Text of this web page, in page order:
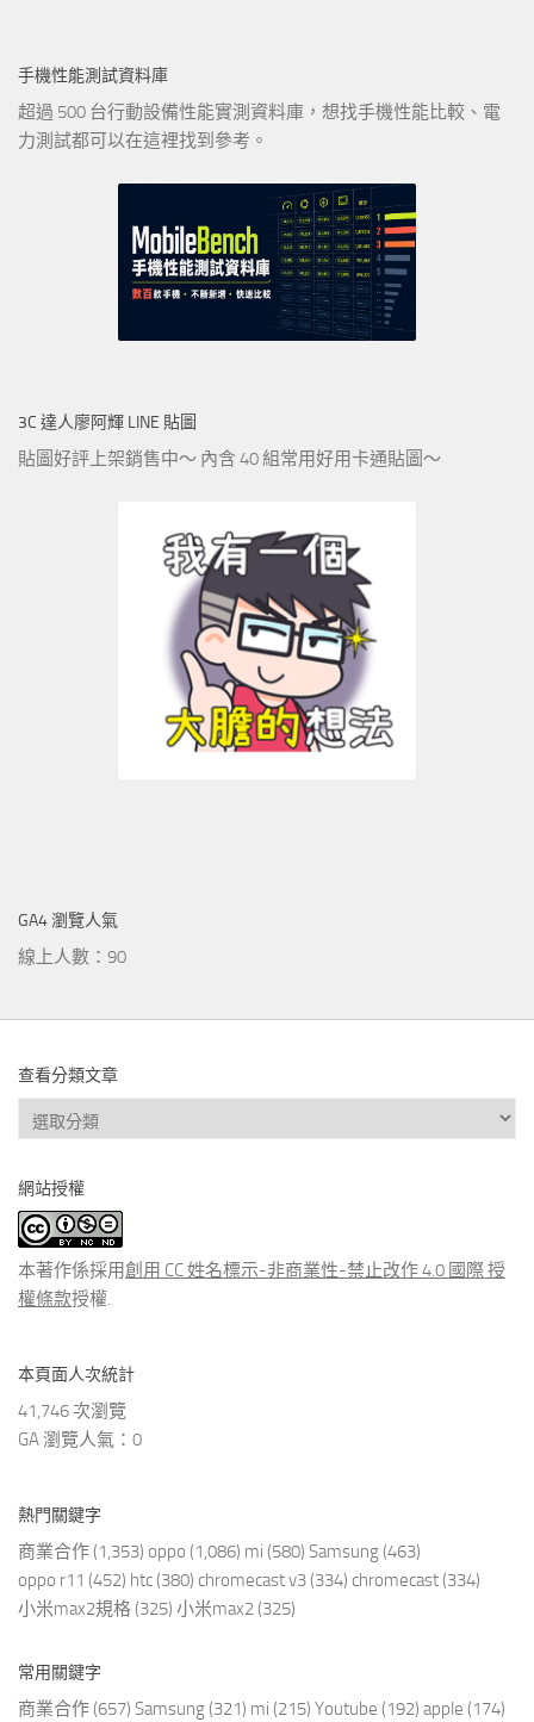
手機性能測試資料庫
超過 500 台行動設備性能實測資料庫，想找手機性能比較、電
力測試都可以在這裡找到參考。
3C 達人廖阿輝 LINE 貼圖
貼圖好評上架銷售中～ 內含 40 組常用好用卡通貼圖～
GA4 瀏覽人氣
線上人數：90
查看分類文章
查
看
類
文
章
網站授權
本著作係採用創用 CC 姓名標示-非商業性-禁止改作 4.0 國際 授
權條款授權.
本頁面人次統計
41,746 次瀏覽
GA 瀏覽人氣：0
熱門關鍵字
商業合作 (1,353) oppo (1,086) mi (580) Samsung (463)
oppo r11 (452) htc (380) chromecast v3 (334) chromecast (334)
小米max2規格 (325) 小米max2 (325)
常用關鍵字
商業合作 (657) Samsung (321) mi (215) Youtube (192) apple (174)